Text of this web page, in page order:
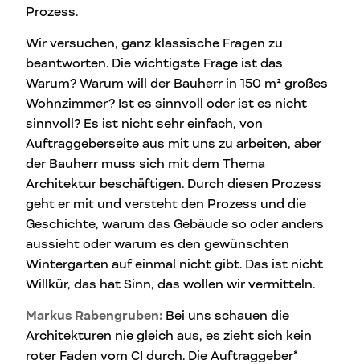
Prozess.
Wir versuchen, ganz klassische Fragen zu
beantworten. Die wichtigste Frage ist das
Warum? Warum will der Bauherr in 150 m² großes
Wohnzimmer? Ist es sinnvoll oder ist es nicht
sinnvoll? Es ist nicht sehr einfach, von
Auftraggeberseite aus mit uns zu arbeiten, aber
der Bauherr muss sich mit dem Thema
Architektur beschäftigen. Durch diesen Prozess
geht er mit und versteht den Prozess und die
Geschichte, warum das Gebäude so oder anders
aussieht oder warum es den gewünschten
Wintergarten auf einmal nicht gibt. Das ist nicht
Willkür, das hat Sinn, das wollen wir vermitteln.
Markus Rabengruben: Bei uns schauen die
Architekturen nie gleich aus, es zieht sich kein
roter Faden vom CI durch. Die Auftraggeber*